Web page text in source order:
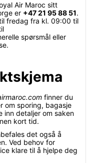
Air Maroc sitt
er +47 21 95 88 51.
fredag fra kl. 09:00 til
spørsmål eller
finner du
om sporing, bagasje
inn detaljer om saken
kort tid.
det også å
Ved behov for
klare til å hjelpe deg